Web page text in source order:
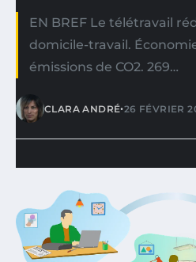
EN BREF Le télétravail
domicile-travail.
émissions de CO2. 269…
CLARA ANDRÉ•26 FÉVRIER